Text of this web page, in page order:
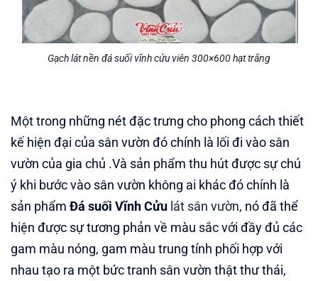
Gạch lát nền đá suối vĩnh cửu viên 300×600 hạt trắng
Một trong những nét đặc trưng cho phong cách thiết
kế hiện đại của sân vườn đó chính là lối đi vào sân
vườn của gia chủ .Và sản phẩm thu hút được sự chú
ý khi bước vào sân vườn không ai khác đó chính là
sản phẩm Đá suối Vĩnh Cửu lát sân vườn, nó đã thể
hiện được sự tương phản về màu sắc với đầy đủ các
gam màu nóng, gam màu trung tính phối hợp với
nhau tạo ra một bức tranh sân vườn thật thư thái,